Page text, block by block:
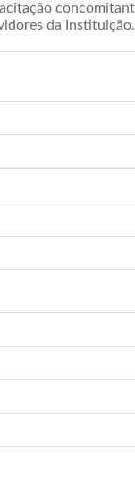
da Instituição.